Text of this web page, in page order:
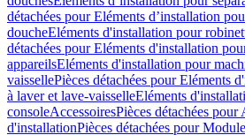
détachées pour Eléments d’installation
doucheEléments d'installation pour
détachées pour Eléments d'installation
appareilsEléments d'installation pour
vaissellePièces détachées pour Eléments
à laver et lave-vaisselleEléments
consoleAccessoiresPièces détachées pour
d'installationPièces détachées pour